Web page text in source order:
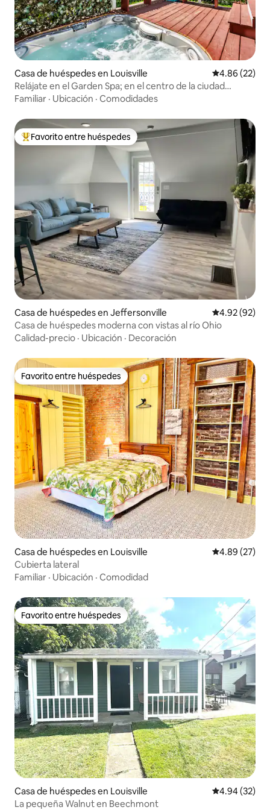
Casa de huéspedes en Louisville Calificación
4.86 (22)
Relájate en el Garden Spa; en el centro de la ciudad
histórica
Familiar · Ubicación · Comodidades
Favorito entre huéspedes preferido
Favorito entre huéspedes
Casa de huéspedes en Jeffersonville Calificación
4.92 (92)
Casa de huéspedes moderna con vistas al río Ohio
Calidad-precio · Ubicación · Decoración
Favorito entre huéspedes
Favorito entre huéspedes
Casa de huéspedes en Louisville Calificación
4.89 (27)
Cubierta lateral
Familiar · Ubicación · Comodidad
Favorito entre huéspedes
Favorito entre huéspedes
Casa de huéspedes en Louisville Calificación
4.94 (32)
La pequeña Walnut en Beechmont